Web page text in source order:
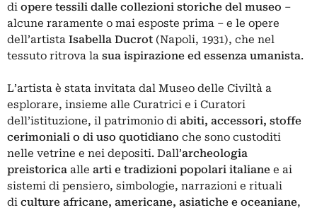
di opere tessili dalle collezioni storiche del museo –
alcune raramente o mai esposte prima – e le opere
dell’artista Isabella Ducrot (Napoli, 1931), che nel
tessuto ritrova la sua ispirazione ed essenza umanista.
L’artista è stata invitata dal Museo delle Civiltà a
esplorare, insieme alle Curatrici e i Curatori
dell’istituzione, il patrimonio di abiti, accessori, stoffe
cerimoniali o di uso quotidiano che sono custoditi
nelle vetrine e nei depositi. Dall’archeologia
preistorica alle arti e tradizioni popolari italiane e ai
sistemi di pensiero, simbologie, narrazioni e rituali
di culture africane, americane, asiatiche e oceaniane,